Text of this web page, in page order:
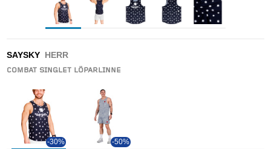
SAYSKY HERR
COMBAT SINGLET LÖPARLINNE
-30% -50%